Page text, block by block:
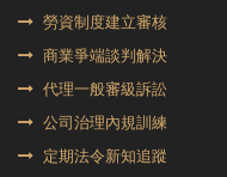
勞資制度建立審核
商業爭端談判解決
代理⼀般審級訴訟
公司治理內規訓練
定期法令新知追蹤